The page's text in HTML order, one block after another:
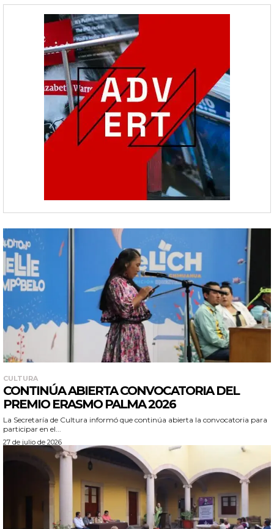
CULTURA
CONTINÚA ABIERTA CONVOCATORIA DEL
PREMIO ERASMO PALMA 2026
La Secretaría de Cultura informó que continúa abierta la convocatoria para
participar en el...
27 de julio de 2026